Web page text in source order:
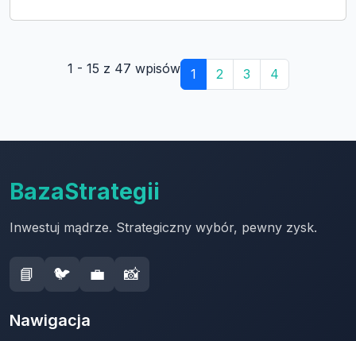
1 - 15 z 47 wpisów 1 2 3 4
BazaStrategii
Inwestuj mądrze. Strategiczny wybór, pewny zysk.
📘 🐦 💼 📸
Nawigacja